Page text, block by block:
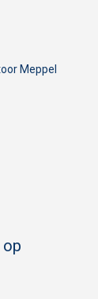
Meppel